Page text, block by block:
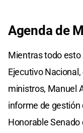
Agenda de
Mientras todo esto
Ejecutivo
ministros, Manuel
informe de gestión
Honorable Senado